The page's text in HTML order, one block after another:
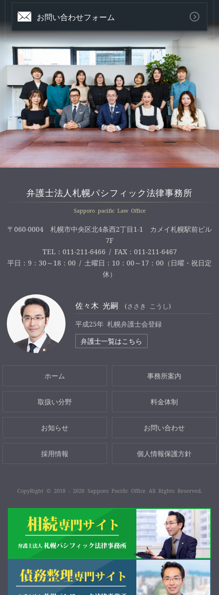
お問い合わせフォーム
弁護士法人札幌パシフィック法律事務所
Sapporo pacific Law Office
〒060-0004 札幌市中央区北4条西2丁目1-1 カメイ札幌駅前ビル
7F
TEL：011-211-6466 / FAX：011-211-6467
平日：9：30～18：00 / 土曜日：10：00～17：00（日曜・祝日定
休）
佐々木 光嗣 (ささき こうし)
平成25年 札幌弁護士会登録
弁護士一覧はこちら
ホーム 事務所案内
取扱い分野 料金体制
お知らせ お問い合わせ
採用情報 個人情報保護方針
CopyRight © 2018 - 2026 Sapporo Pacific Office All Rights Reserved.